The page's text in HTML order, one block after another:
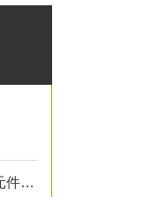
二位三通电磁阀原理 无锡市气动元件总厂K23JSD-L15